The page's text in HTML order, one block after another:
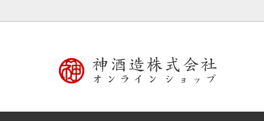
グッズ・化粧箱 リキュ